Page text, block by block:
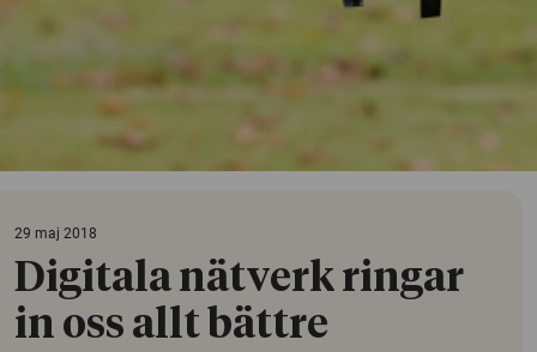
29 maj 2018
Digitala nätverk ringar
in oss allt bättre